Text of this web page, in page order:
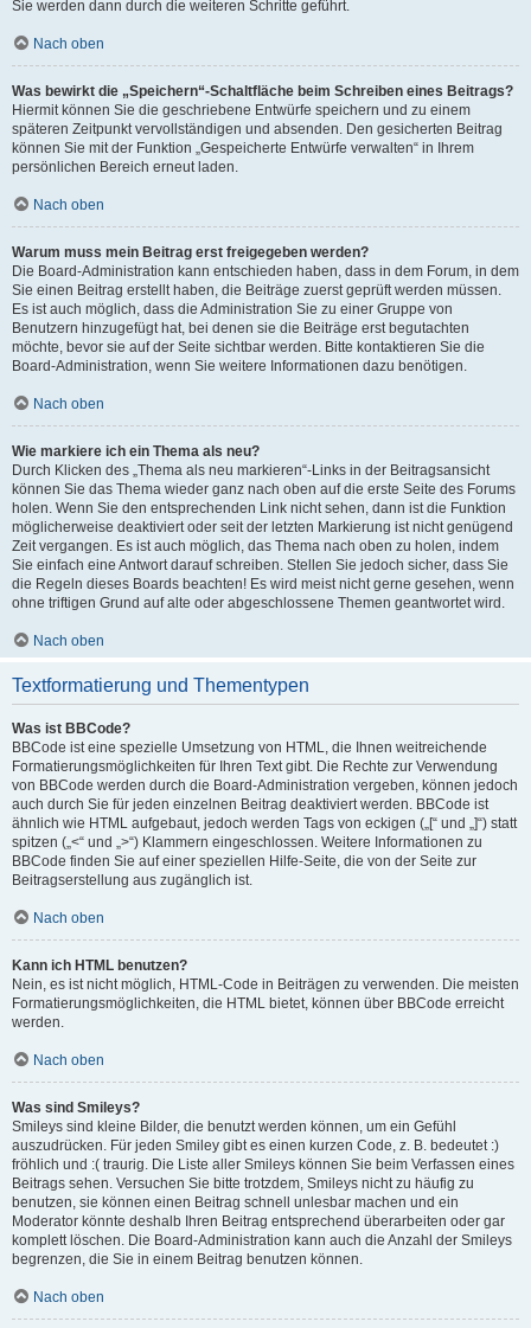
Sie werden dann durch die weiteren Schritte geführt.
Nach oben
Was bewirkt die „Speichern“-Schaltfläche beim Schreiben eines Beitrags?
Hiermit können Sie die geschriebene Entwürfe speichern und zu einem
späteren Zeitpunkt vervollständigen und absenden. Den gesicherten Beitrag
können Sie mit der Funktion „Gespeicherte Entwürfe verwalten“ in Ihrem
persönlichen Bereich erneut laden.
Nach oben
Warum muss mein Beitrag erst freigegeben werden?
Die Board-Administration kann entschieden haben, dass in dem Forum, in dem
Sie einen Beitrag erstellt haben, die Beiträge zuerst geprüft werden müssen.
Es ist auch möglich, dass die Administration Sie zu einer Gruppe von
Benutzern hinzugefügt hat, bei denen sie die Beiträge erst begutachten
möchte, bevor sie auf der Seite sichtbar werden. Bitte kontaktieren Sie die
Board-Administration, wenn Sie weitere Informationen dazu benötigen.
Nach oben
Wie markiere ich ein Thema als neu?
Durch Klicken des „Thema als neu markieren“-Links in der Beitragsansicht
können Sie das Thema wieder ganz nach oben auf die erste Seite des Forums
holen. Wenn Sie den entsprechenden Link nicht sehen, dann ist die Funktion
möglicherweise deaktiviert oder seit der letzten Markierung ist nicht genügend
Zeit vergangen. Es ist auch möglich, das Thema nach oben zu holen, indem
Sie einfach eine Antwort darauf schreiben. Stellen Sie jedoch sicher, dass Sie
die Regeln dieses Boards beachten! Es wird meist nicht gerne gesehen, wenn
ohne triftigen Grund auf alte oder abgeschlossene Themen geantwortet wird.
Nach oben
Textformatierung und Thementypen
Was ist BBCode?
BBCode ist eine spezielle Umsetzung von HTML, die Ihnen weitreichende
Formatierungsmöglichkeiten für Ihren Text gibt. Die Rechte zur Verwendung
von BBCode werden durch die Board-Administration vergeben, können jedoch
auch durch Sie für jeden einzelnen Beitrag deaktiviert werden. BBCode ist
ähnlich wie HTML aufgebaut, jedoch werden Tags von eckigen („[“ und „]“) statt
spitzen („<“ und „>“) Klammern eingeschlossen. Weitere Informationen zu
BBCode finden Sie auf einer speziellen Hilfe-Seite, die von der Seite zur
Beitragserstellung aus zugänglich ist.
Nach oben
Kann ich HTML benutzen?
Nein, es ist nicht möglich, HTML-Code in Beiträgen zu verwenden. Die meisten
Formatierungsmöglichkeiten, die HTML bietet, können über BBCode erreicht
werden.
Nach oben
Was sind Smileys?
Smileys sind kleine Bilder, die benutzt werden können, um ein Gefühl
auszudrücken. Für jeden Smiley gibt es einen kurzen Code, z. B. bedeutet :)
fröhlich und :( traurig. Die Liste aller Smileys können Sie beim Verfassen eines
Beitrags sehen. Versuchen Sie bitte trotzdem, Smileys nicht zu häufig zu
benutzen, sie können einen Beitrag schnell unlesbar machen und ein
Moderator könnte deshalb Ihren Beitrag entsprechend überarbeiten oder gar
komplett löschen. Die Board-Administration kann auch die Anzahl der Smileys
begrenzen, die Sie in einem Beitrag benutzen können.
Nach oben